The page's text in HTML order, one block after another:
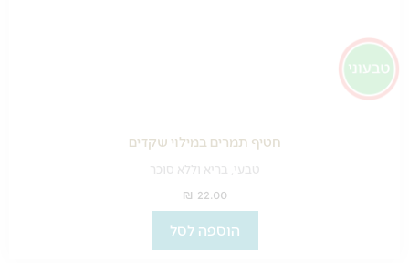
חטיף תמרים במילוי שקדים
טבעי, בריא וללא סוכר
₪ 22.00
הוספה לסל